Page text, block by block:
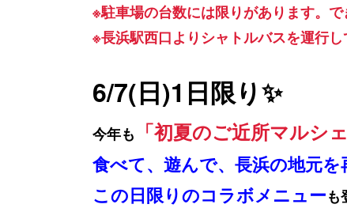
※駐車場の台数には限りがあります。
※長浜駅西口よりシャトルバスを運行
6/7(日)1日限り✨
今年も 「初夏のご近所マルシ
食べて、遊んで、長浜の地元を
この日限りのコラボメニューも